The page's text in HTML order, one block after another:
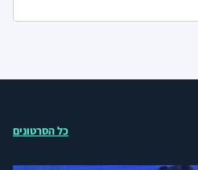
כל הסרטונים